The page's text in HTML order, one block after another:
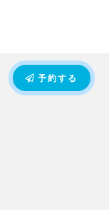
予約する